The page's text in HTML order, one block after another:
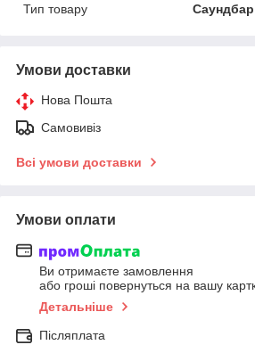
Тип товару
Саундбар
Умови доставки
Нова Пошта
Самовивіз
Всі умови доставки
Умови оплати
Ви отримаєте замовлення
або гроші повернуться на вашу
Детальніше
Післяплата